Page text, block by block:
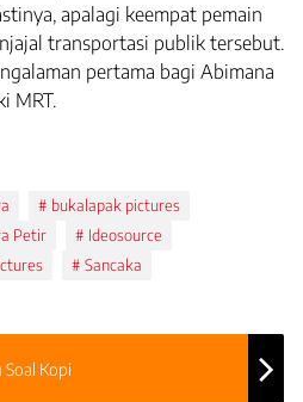
apalagi keempat pemain
transportasi publik tersebut.
pertama bagi Abimana
MRT.
bukalapak pictures
Petir
Ideosource
Sancaka
Kopi